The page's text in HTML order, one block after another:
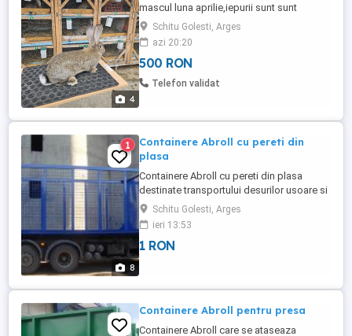
4
mascul luna aprilie,iepurii sunt sunt
vaccinati si tatuati conform varstei,ei
provin din linii foarte bune "Dobrescu
Marius" nu trimit in tara mai multe detalii la
telefon sau mesaj
Schitu Golesti, Arges
azi 20:20
500 RON
Telefon validat
8
1
Containere Abroll cu pereti din
plasa
Containere Abroll cu pereti din plasa
destinate transportului desurilor usoare si
voluminoase
Schitu Golesti, Arges
ieri 13:53
1 RON
Containere Abroll pentru presa
Containere Abroll care se ataseaza